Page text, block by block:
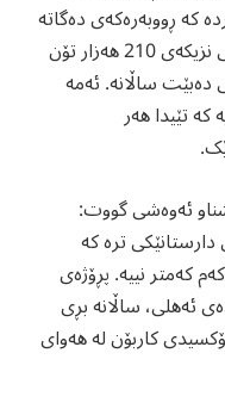
کە ڕووبەرەکەی دەگاتە
184 کیلۆمەتری دووجا، توانای هەڵمژینی نزیکەی 210 هەزار تۆن
دەبێت ساڵانە. ئەمە
کە تێیدا هەر
ئەوەشی گووت:
ترە کە
کەمتر نییە. پڕۆژەی
ئەهلی، ساڵانە بڕی
ئۆکسیدی کاربۆن لە هەوای